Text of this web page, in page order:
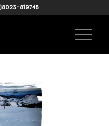
819748